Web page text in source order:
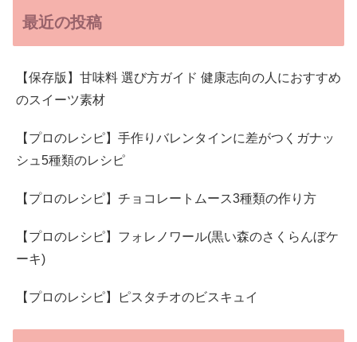
最近の投稿
【保存版】甘味料 選び方ガイド 健康志向の人におすすめ
のスイーツ素材
【プロのレシピ】手作りバレンタインに差がつくガナッ
シュ5種類のレシピ
【プロのレシピ】チョコレートムース3種類の作り方
【プロのレシピ】フォレノワール(黒い森のさくらんぼケ
ーキ)
【プロのレシピ】ピスタチオのビスキュイ